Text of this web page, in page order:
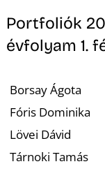
Portfoliók
évfolyam 1.
Borsay Ágota
Fóris Dominika
Lövei Dávid
Tárnoki Tamás